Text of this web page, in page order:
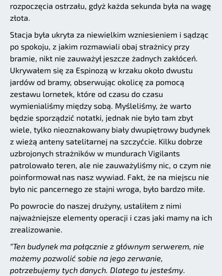
rozpoczęcia ostrzału, gdyż każda sekunda była na wagę
złota.
Stacja była ukryta za niewielkim wzniesieniem i sądząc
po spokoju, z jakim rozmawiali obaj strażnicy przy
bramie, nikt nie zauważył jeszcze żadnych zakłóceń.
Ukrywałem się za Espinozą w krzaku około dwustu
jardów od bramy, obserwując okolicę za pomocą
zestawu lornetek, które od czasu do czasu
wymienialiśmy między sobą. Myśleliśmy, że warto
będzie sporządzić notatki, jednak nie było tam zbyt
wiele, tylko nieoznakowany biały dwupiętrowy budynek
z wieżą anteny satelitarnej na szczyćcie. Kilku dobrze
uzbrojonych strażników w mundurach Vigilants
patrolowało teren, ale nie zauważyliśmy nic, o czym nie
poinformował nas nasz wywiad. Fakt, że na miejscu nie
było nic pancernego ze stajni wroga, było bardzo miłe.
Po powrocie do naszej drużyny, ustaliłem z nimi
najważniejsze elementy operacji i czas jaki mamy na ich
zrealizowanie.
“Ten budynek ma połącznie z głównym serwerem, nie
możemy pozwolić sobie na jego zerwanie,
potrzebujemy tych danych. Dlatego tu jesteśmy.